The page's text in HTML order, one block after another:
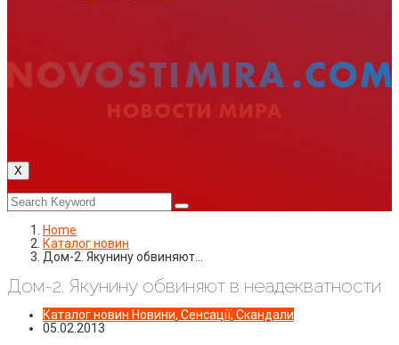
X
Home
Каталог новин
Дом-2. Якунину обвиняют…
Дом-2. Якунину обвиняют в неадекватности
Каталог новин Новини, Сенсації, Скандали
05.02.2013